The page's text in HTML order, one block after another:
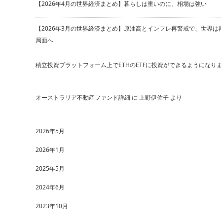
【2026年4月の世界経済まとめ】暮らしは重いのに、相場は強い
【2026年3月の世界経済まとめ】原油高とインフレ再警戒で、世界は
局面へ
積立投資プラットフォーム上でETHのETFに投資ができるようになりま
オーストラリア不動産ファンド詳細 に 上野伊佐子 より
2026年5月
2026年1月
2025年5月
2024年6月
2023年10月